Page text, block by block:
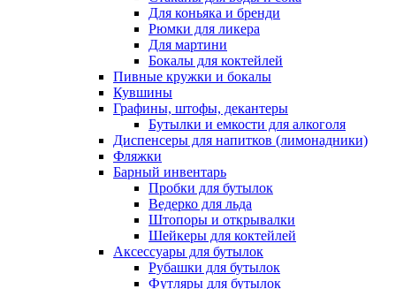
Для коньяка и бренди
Рюмки для ликера
Для мартини
Бокалы для коктейлей
Пивные кружки и бокалы
Кувшины
Графины, штофы, декантеры
Бутылки и емкости для алкоголя
Диспенсеры для напитков (лимонадники)
Фляжки
Барный инвентарь
Пробки для бутылок
Ведерко для льда
Штопоры и открывалки
Шейкеры для коктейлей
Аксессуары для бутылок
Рубашки для бутылок
Футляры для бутылок